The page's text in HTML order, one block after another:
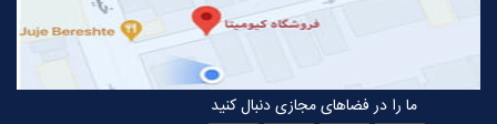
ما را در فضاهای مجازی دنبال کنید